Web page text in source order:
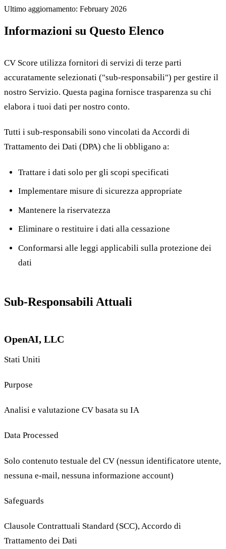
Ultimo aggiornamento: February 2026
Informazioni su Questo Elenco
CV Score utilizza fornitori di servizi di terze parti
accuratamente selezionati ("sub-responsabili") per gestire il
nostro Servizio. Questa pagina fornisce trasparenza su chi
elabora i tuoi dati per nostro conto.
Tutti i sub-responsabili sono vincolati da Accordi di
Trattamento dei Dati (DPA) che li obbligano a:
Trattare i dati solo per gli scopi specificati
Implementare misure di sicurezza appropriate
Mantenere la riservatezza
Eliminare o restituire i dati alla cessazione
Conformarsi alle leggi applicabili sulla protezione dei
dati
Sub-Responsabili Attuali
OpenAI, LLC
Stati Uniti
Purpose
Analisi e valutazione CV basata su IA
Data Processed
Solo contenuto testuale del CV (nessun identificatore utente,
nessuna e-mail, nessuna informazione account)
Safeguards
Clausole Contrattuali Standard (SCC), Accordo di
Trattamento dei Dati